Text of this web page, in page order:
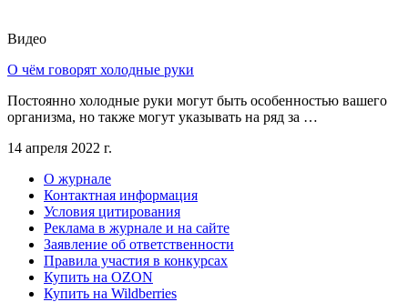
Видео
О чём говорят холодные руки
Постоянно холодные руки могут быть особенностью вашего
организма, но также могут указывать на ряд за …
14 апреля 2022 г.
О журнале
Контактная информация
Условия цитирования
Реклама в журнале и на сайте
Заявление об ответственности
Правила участия в конкурсах
Купить на OZON
Купить на Wildberries